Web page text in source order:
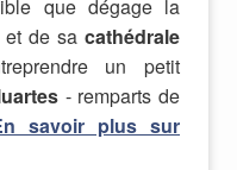
que dégage la
et de sa cathédrale
un petit
- remparts de
savoir plus sur